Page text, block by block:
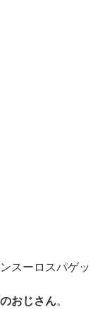
スーロスパゲッ
おじさん。